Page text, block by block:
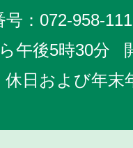
： 072-958-
午後5時30分
休日および年